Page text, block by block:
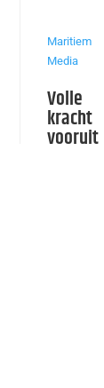
Maritiem
Media
Volle
kracht
vooruit